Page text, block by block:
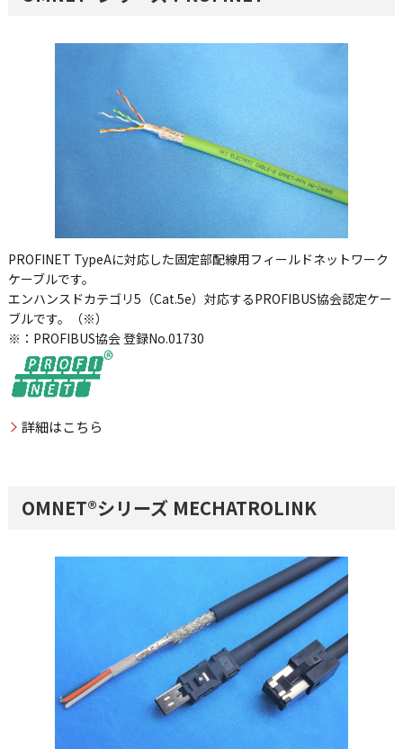
PROFINET TypeAに対応した固定部配線用フィールドネットワーク
ケーブルです。
エンハンスドカテゴリ5（Cat.5e）対応するPROFIBUS協会認定ケー
ブルです。（※）
※：PROFIBUS協会 登録No.01730
詳細はこちら
OMNET®シリーズ MECHATROLINK